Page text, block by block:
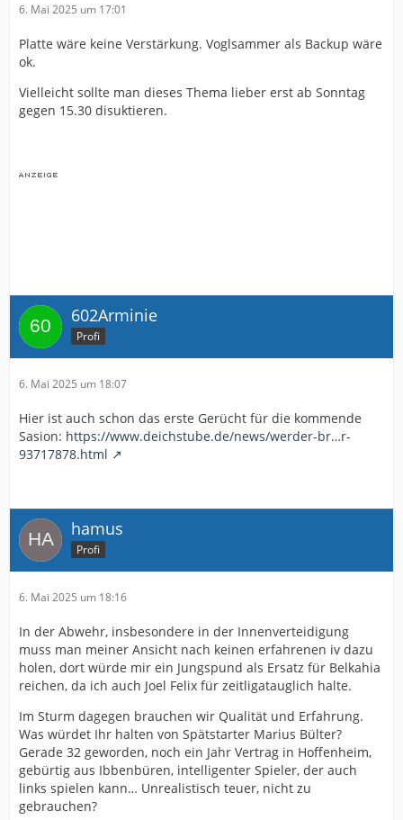
6. Mai 2025 um 17:01
Platte wäre keine Verstärkung. Voglsammer als Backup wäre
ok.
Vielleicht sollte man dieses Thema lieber erst ab Sonntag
gegen 15.30 disuktieren.
602Arminie
Profi
6. Mai 2025 um 18:07
Hier ist auch schon das erste Gerücht für die kommende
Sasion: https://www.deichstube.de/news/werder-br…r-
93717878.html
hamus
Profi
6. Mai 2025 um 18:16
In der Abwehr, insbesondere in der Innenverteidigung
muss man meiner Ansicht nach keinen erfahrenen iv dazu
holen, dort würde mir ein Jungspund als Ersatz für Belkahia
reichen, da ich auch Joel Felix für zeitligatauglich halte.
Im Sturm dagegen brauchen wir Qualität und Erfahrung.
Was würdet Ihr halten von Spätstarter Marius Bülter?
Gerade 32 geworden, noch ein Jahr Vertrag in Hoffenheim,
gebürtig aus Ibbenbüren, intelligenter Spieler, der auch
links spielen kann… Unrealistisch teuer, nicht zu
gebrauchen?